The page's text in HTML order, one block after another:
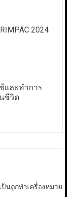
2024
และทำการ
ชีวิต
นถูกทำเครื่องหมาย